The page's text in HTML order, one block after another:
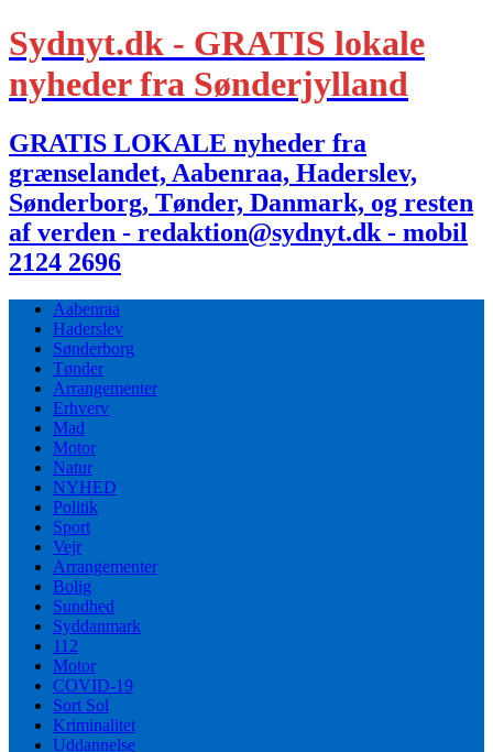
Sydnyt.dk - GRATIS lokale
nyheder fra Sønderjylland
GRATIS LOKALE nyheder fra
grænselandet, Aabenraa, Haderslev,
Sønderborg, Tønder, Danmark, og resten
af verden - redaktion@sydnyt.dk - mobil
2124 2696
Aabenraa
Haderslev
Sønderborg
Tønder
Arrangementer
Erhverv
Mad
Motor
Natur
NYHED
Politik
Sport
Vejr
Arrangementer
Bolig
Sundhed
Syddanmark
112
Motor
COVID-19
Sort Sol
Kriminalitet
Uddannelse